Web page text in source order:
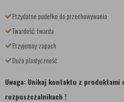
Przydatne pudełko do przechowywania
Twardość: twarda
Przyjemny zapach
Duża plastyczność
Uwaga: Unikaj kontaktu z produktami
rozpuszczalnikach !